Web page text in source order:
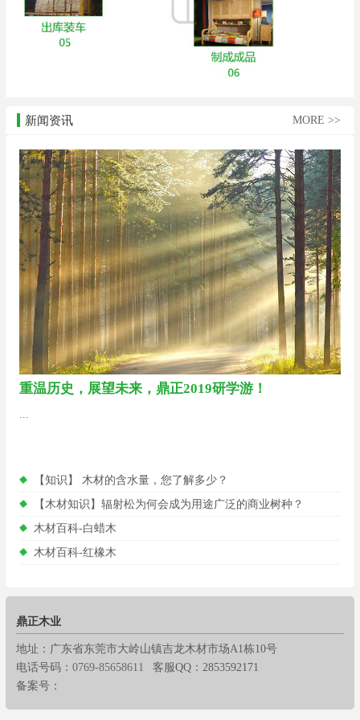
新闻资讯 MORE >>
重温历史，展望未来，鼎正2019研学游！
【知识】 木材的含水量，您了解多少？
【木材知识】辐射松为何会成为用途广泛的商业树种？
木材百科-白蜡木
木材百科-红橡木
鼎正木业
地址：广东省东莞市大岭山镇吉龙木材市场A1栋10号
电话号码： 0769-85658611
客服QQ：2853592171
备案号：